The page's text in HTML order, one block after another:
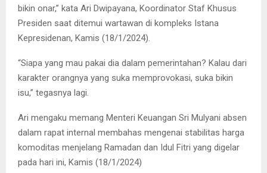
bikin onar,” kata Ari Dwipayana, Koordinator Staf Khusus
Presiden saat ditemui wartawan di kompleks Istana
Kepresidenan, Kamis (18/1/2024).
“Siapa yang mau pakai dia dalam pemerintahan? Kalau dari
karakter orangnya yang suka memprovokasi, suka bikin
isu,” tegasnya lagi.
Ari mengaku memang Menteri Keuangan Sri Mulyani absen
dalam rapat internal membahas mengenai stabilitas harga
komoditas menjelang Ramadan dan Idul Fitri yang digelar
pada hari ini, Kamis (18/1/2024)